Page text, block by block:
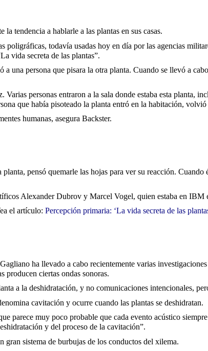
tendencia a hablarle a las plantas en sus casas.
todavía usadas hoy en día por las agencias
vida secreta de las plantas”.
una persona que pisara la otra planta. Cuando se llevó a
personas entraron a la sala donde estaba esta planta,
que había pisoteado la planta entró en la habitación,
humanas, asegura Backster.
pensó quemarle las hojas para ver su reacción. Cuando
Alexander Dubrov y Marcel Vogel, quien estaba en IBM
el artículo: Percepción primaria: ‘La vida secreta de las
ha llevado a cabo recientemente varias
producen ciertas ondas sonoras.
a la deshidratación, y no comunicaciones intencionales,
cavitación y ocurre cuando las plantas se deshidratan.
parece muy poco probable que cada evento acústico
y del proceso de la cavitación”.
gran sistema de burbujas de los conductos del xilema.